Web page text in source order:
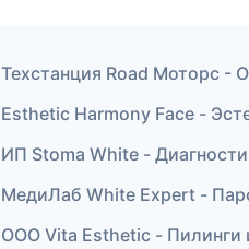
Техстанция Road Моторс -
Esthetic Harmony Face -
ИП Stoma White -
МедиЛаб White Expert -
ООО Vita Esthetic - Пилинги